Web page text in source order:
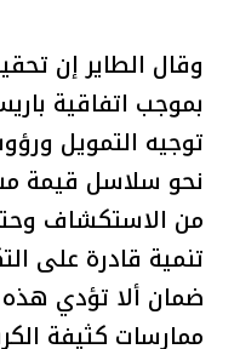
وقال الطاير إن
بموجب اتفاقية
توجيه التمويل
نحو سلاسل قيمة
من الاستكشاف وحتى
تنمية قادرة على
ضمان ألا تؤدي هذه
ممارسات كثيفة